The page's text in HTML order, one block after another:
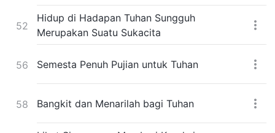
52
Hidup di Hadapan Tuhan Sungguh
Merupakan Suatu Sukacita
56 Semesta Penuh Pujian untuk Tuhan
58 Bangkit dan Menarilah bagi Tuhan